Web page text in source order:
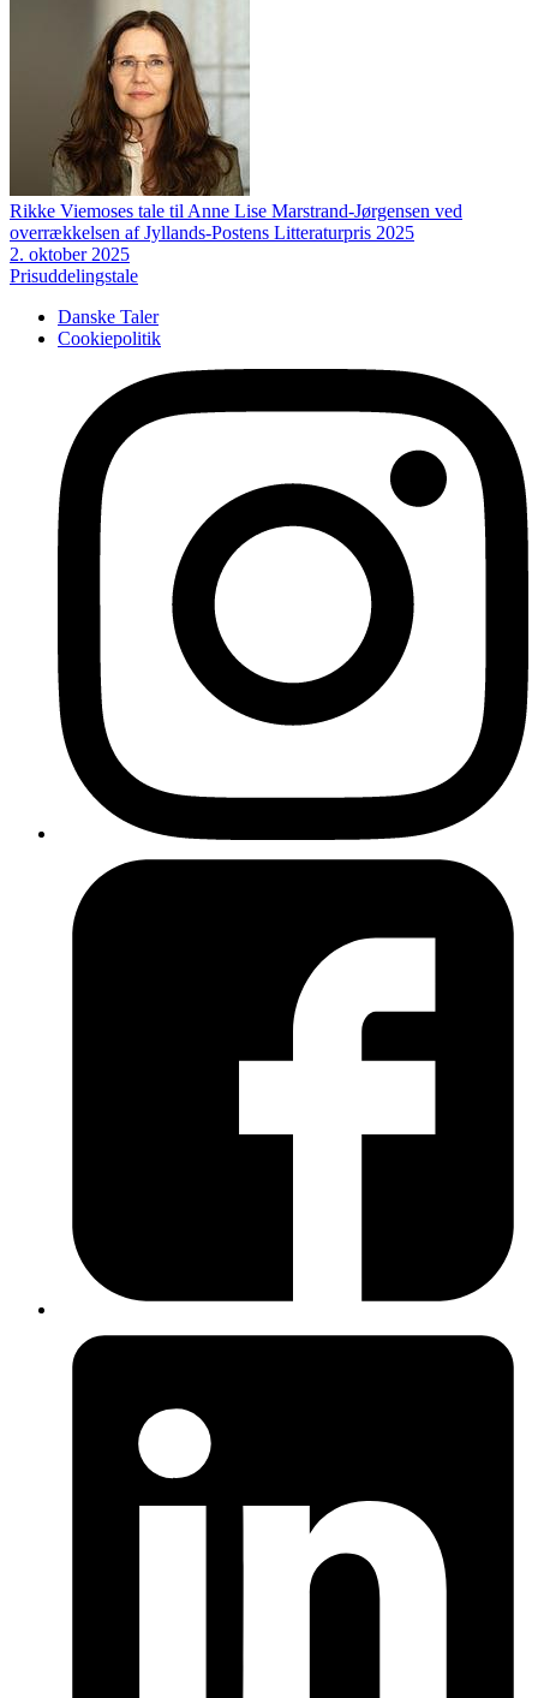
Rikke Viemoses tale til Anne Lise Marstrand-Jørgensen ved
overrækkelsen af Jyllands-Postens Litteraturpris 2025
2. oktober 2025
Prisuddelingstale
Danske Taler
Cookiepolitik